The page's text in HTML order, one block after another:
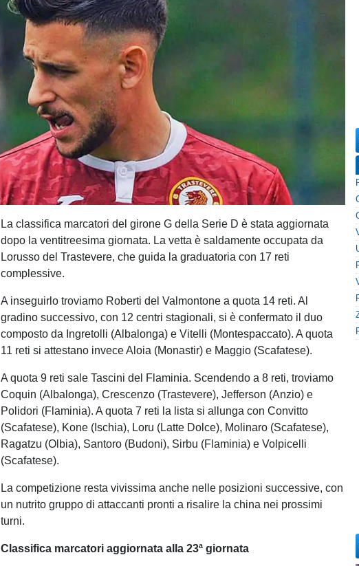
La classifica marcatori del girone G della Serie D è stata aggiornata
dopo la ventitreesima giornata. La vetta è saldamente occupata da
Lorusso del Trastevere, che guida la graduatoria con 17 reti
complessive.
A inseguirlo troviamo Roberti del Valmontone a quota 14 reti. Al
gradino successivo, con 12 centri stagionali, si è confermato il duo
composto da Ingretolli (Albalonga) e Vitelli (Montespaccato). A quota
11 reti si attestano invece Aloia (Monastir) e Maggio (Scafatese).
A quota 9 reti sale Tascini del Flaminia. Scendendo a 8 reti, troviamo
Coquin (Albalonga), Crescenzo (Trastevere), Jefferson (Anzio) e
Polidori (Flaminia). A quota 7 reti la lista si allunga con Convitto
(Scafatese), Kone (Ischia), Loru (Latte Dolce), Molinaro (Scafatese),
Ragatzu (Olbia), Santoro (Budoni), Sirbu (Flaminia) e Volpicelli
(Scafatese).
La competizione resta vivissima anche nelle posizioni successive, con
un nutrito gruppo di attaccanti pronti a risalire la china nei prossimi
turni.
Classifica marcatori aggiornata alla 23ª giornata